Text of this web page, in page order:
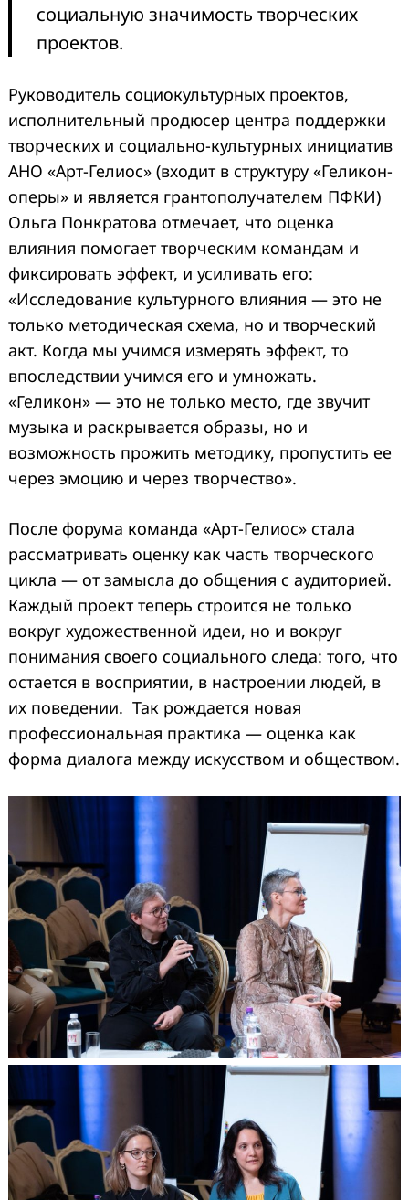
социальную значимость творческих
проектов.
Руководитель социокультурных проектов,
исполнительный продюсер центра поддержки
творческих и социально-культурных инициатив
АНО «Арт-Гелиос» (входит в структуру «Геликон-
оперы» и является грантополучателем ПФКИ)
Ольга Понкратова отмечает, что оценка
влияния помогает творческим командам и
фиксировать эффект, и усиливать его:
«Исследование культурного влияния — это не
только методическая схема, но и творческий
акт. Когда мы учимся измерять эффект, то
впоследствии учимся его и умножать.
«Геликон» — это не только место, где звучит
музыка и раскрывается образы, но и
возможность прожить методику, пропустить ее
через эмоцию и через творчество».
После форума команда «Арт-Гелиос» стала
рассматривать оценку как часть творческого
цикла — от замысла до общения с аудиторией.
Каждый проект теперь строится не только
вокруг художественной идеи, но и вокруг
понимания своего социального следа: того, что
остается в восприятии, в настроении людей, в
их поведении. Так рождается новая
профессиональная практика — оценка как
форма диалога между искусством и обществом.